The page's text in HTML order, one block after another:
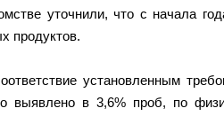
уточнили, что с начала
продуктов.
установленным
выявлено в 3,6% проб, по